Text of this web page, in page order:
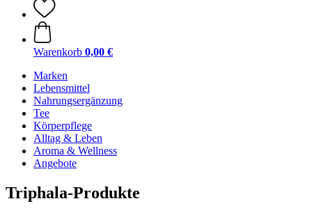
Warenkorb 0,00 €
Marken
Lebensmittel
Nahrungsergänzung
Tee
Körperpflege
Alltag & Leben
Aroma & Wellness
Angebote
Triphala-Produkte